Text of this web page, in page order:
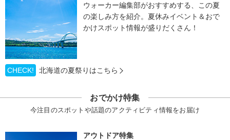
ウォーカー編集部がおすすめする、この夏
の楽しみ方を紹介。夏休みイベント＆おで
かけスポット情報が盛りだくさん！
CHECK! 北海道の夏祭りはこちら
おでかけ特集
今注目のスポットや話題のアクティビティ情報をお届け
アウトドア特集